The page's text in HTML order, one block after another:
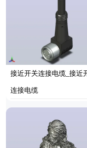
接近开关连接电缆_接近
连接电缆
STEP